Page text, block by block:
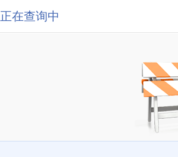
正在查询中